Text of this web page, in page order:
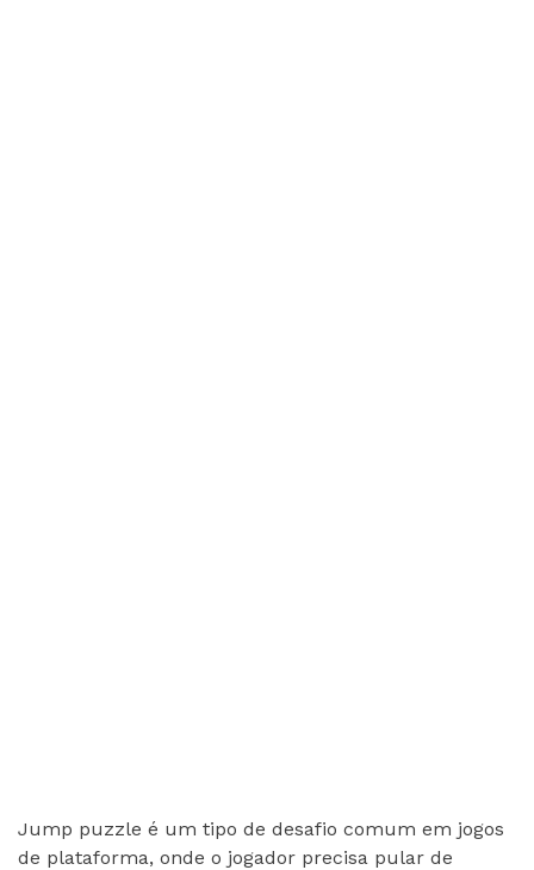
Jump puzzle é um tipo de desafio comum em jogos
de plataforma, onde o jogador precisa pular de